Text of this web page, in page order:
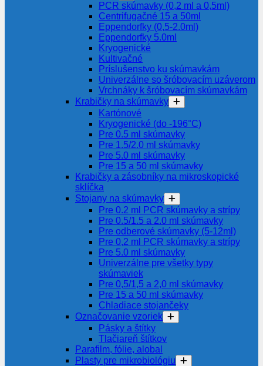
PCR skúmavky (0,2 ml a 0,5ml)
Centrifugačné 15 a 50ml
Eppendorfky (0,5-2.0ml)
Eppendorfky 5.0ml
Kryogenické
Kultivačné
Príslušenstvo ku skúmavkám
Univerzálne so šróbovacím uzáverom
Vrchnáky k šróbovacím skúmavkám
Krabičky na skúmavky
Kartónové
Kryogenické (do -196°C)
Pre 0.5 ml skúmavky
Pre 1.5/2.0 ml skúmavky
Pre 5.0 ml skúmavky
Pre 15 a 50 ml skúmavky
Krabičky a zásobníky na mikroskopické
sklíčka
Stojany na skúmavky
Pre 0.2 ml PCR skúmavky a strípy
Pre 0.5/1.5 a 2.0 ml skúmavky
Pre odberové skúmavky (5-12ml)
Pre 0,2 ml PCR skúmavky a strípy
Pre 5.0 ml skúmavky
Univerzálne pre všetky typy
skúmaviek
Pre 0,5/1,5 a 2,0 ml skúmavky
Pre 15 a 50 ml skúmavky
Chladiace stojančeky
Označovanie vzoriek
Pásky a štítky
Tlačiareň štítkov
Parafilm, fólie, alobal
Plasty pre mikrobiológiu